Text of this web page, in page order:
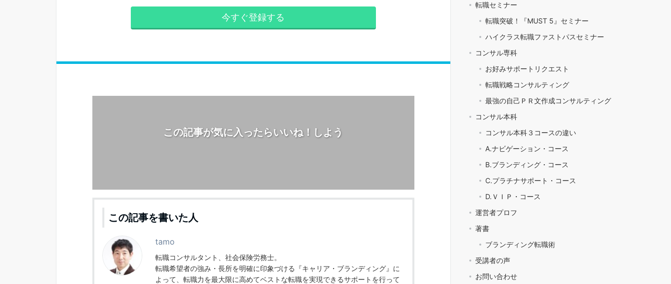
今すぐ登録する
この記事が気に入ったらいいね！しよう
この記事を書いた人
tamo
転職コンサルタント、社会保険労務士。
転職希望者の強み・長所を明確に印象づける『キャリア・ブランディング』に
よって、転職力を最大限に高めてベストな転職を実現できるサポートを行って
転職セミナー
転職突破！『MUST 5』セミナー
ハイクラス転職ファストパスセミナー
コンサル専科
お好みサポートリクエスト
転職戦略コンサルティング
最強の自己ＰＲ文作成コンサルティング
コンサル本科
コンサル本科３コースの違い
A.ナビゲーション・コース
B.ブランディング・コース
C.プラチナサポート・コース
D.ＶＩＰ・コース
運営者プロフ
著書
ブランディング転職術
受講者の声
お問い合わせ